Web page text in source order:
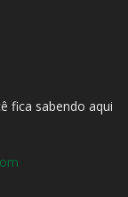
fica sabendo aqui